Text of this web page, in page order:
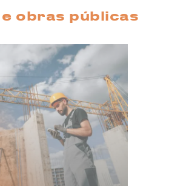
obras públicas